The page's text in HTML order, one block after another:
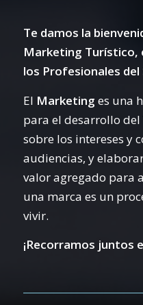
Te damos la
Marketing Turístico,
los Profesionales del
El Marketing es una
para el desarrollo del
sobre los intereses y
audiencias, y
valor agregado para
una marca es un
vivir.
¡Recorramos juntos